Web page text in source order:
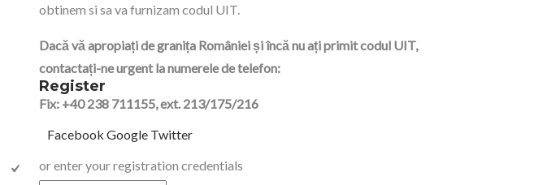
obtinem si sa va furnizam codul UIT.
Dacă vă apropiați de granița României și încă nu ați primit codul UIT,
contactați-ne urgent la numerele de telefon:
Fix: +40 238 711155, ext. 213/175/216
Register
Facebook Google Twitter
or enter your registration credentials